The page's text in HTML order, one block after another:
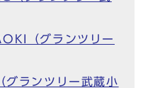
（グランツリー
グランツリー武蔵小